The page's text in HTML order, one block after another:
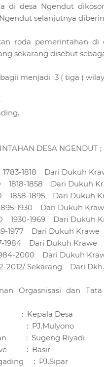
di desa Ngendut
selanjutnya
roda pemerintahan
sekarang disebut
menjadi 3 ( tiga )
DESA NGENDUT ;
1818 Dari Dukuh
1818-1858 Dari Dukuh
1858-1895 Dari Dukuh
1930 Dari Dukuh
1930-1969 Dari Dukuh
1977 Dari Dukuh Krawe
Dari Dukuh Krawe
2000 Dari Dukuh
Sekarang Dari
Orgasnisasi dan
: Kepala Desa
: PJ.Mulyono
: Sugeng Riyadi
: Basir
: PJ.Sipar